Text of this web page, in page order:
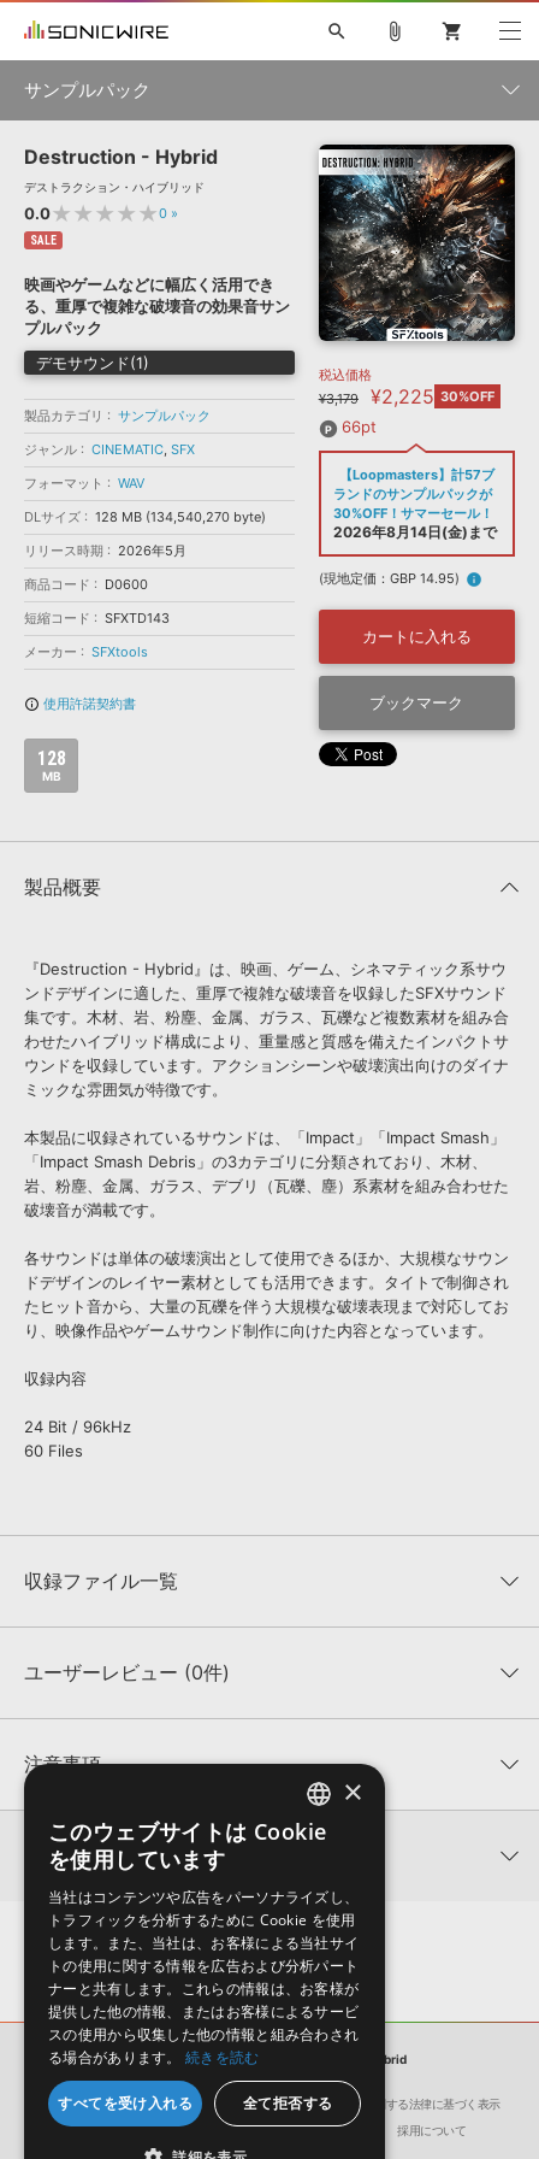
ソフト音源 »
プラグイン・エフェクト »
サンプルパック »
ソフトウェア／ツール »
DAW »
効果音 »
BGM »
特集 »
ニュースレター »
SONICWIREブログ »
製品サポート情報 »
DTMガイド »
FAQ »
お問い合わせ »
音楽カード
楽曲配信流通 サービス
無償のサウンド管理ソフト
次世代型 ボーカル・エディタ
SLS
search
初音ミク NT 鏡音リン・レン V4X 巡音ルカ V4X
MEIKO V3
KAITO V3
VOCALOID TOONTRACK
SPITFIRE AUDIO
VIENNA
EZ DRUMMER 3
ライセンスフリーBGM
ボーカル抜き出し
DUBSTEP
ELECTRONICA
EDM TRANCE MUTANT
ROUTER.FM
SONOCA
ソフト音源 プラグイン・エフェクト
ソフトウェア／ツール 効果音
attach_file shopping_cart
サンプルパック
製品一覧
メーカー
フォーマット
ランキング
Destruction - Hybrid
デストラクション・ハイブリッド
0.0★★★★★0 »
SALE
映画やゲームなどに幅広く活用でき
る、重厚で複雑な破壊音の効果音サン
プルパック
デモサウンド(1)
製品カテゴリ
サンプルパック
ジャンル
CINEMATIC, SFX
フォーマット
WAV
DLサイズ
128 MB (134,540,270 byte)
リリース時期
2026年5月
商品コード
D0600
短縮コード
SFXTD143
メーカー
SFXtools
info_outline 使用許諾契約書
128
MB
税込価格
¥3,179
¥2,225 30%OFF
66pt
【Loopmasters】計57ブ
ランドのサンプルパックが
30%OFF！サマーセール！
2026年8月14日(金)まで
(現地定価：GBP 14.95) info
カートに入れる
ブックマーク
製品概要
『Destruction - Hybrid』は、映画、ゲーム、シネマティック系サウ
ンドデザインに適した、重厚で複雑な破壊音を収録したSFXサウンド
集です。木材、岩、粉塵、金属、ガラス、瓦礫など複数素材を組み合
わせたハイブリッド構成により、重量感と質感を備えたインパクトサ
ウンドを収録しています。アクションシーンや破壊演出向けのダイナ
ミックな雰囲気が特徴です。
本製品に収録されているサウンドは、「Impact」「Impact Smash」
「Impact Smash Debris」の3カテゴリに分類されており、木材、
岩、粉塵、金属、ガラス、デブリ（瓦礫、塵）系素材を組み合わせた
破壊音が満載です。
各サウンドは単体の破壊演出として使用できるほか、大規模なサウン
ドデザインのレイヤー素材としても活用できます。タイトで制御され
たヒット音から、大量の瓦礫を伴う大規模な破壊表現まで対応してお
り、映像作品やゲームサウンド制作に向けた内容となっています。
収録内容
24 Bit / 96kHz
60 Files
収録ファイル一覧
収録ファイル一覧
ユーザーレビュー (0件)
★★★★★
★5
★4
★3
★2
★1
レビューをもっと見る »
注意事項
KONTAKTフォーマットについて：
サンプルパック製品の
KONTAKTフォーマットは、製品版KONTAKT（別売）
でお使いいただけます。無償版のKONTAKT PLAYERではお使いい
ただけませんので、ご注意ください。また、「ライブラリ・タブ」
への表示にも対応しておりません。
4GBを超えるデータに関するご注意：FAT32でフォーマットされた
HDDには、1ファイル4GBを超えるデータを格納することができま
せん。データ容量が4GBを超えるダウンロード製品をご購入いただ
きます際には、NTFSやHFS＋でフォーマットされたHDDをご用意
いただく必要がございます。
製品の購入手続き完了後、受注確認メールとシリアルナンバーをお
知らせするメールの2通が送信されます。メールに記載されており
ます説明に沿って、製品のダウンロード／導入を行って下さい。
関連情報
【Loopmasters】計57ブランドのサンプルパックが30%OFF！サ
マーセール！
SFXtools 製品一覧
サンプルパック Destruction - Hybrid
会社概要 環境保護（CSR）への取り組み
特定商取引に関する法律に基づく表示
サイト動作環境
利用規約 個人情報の保護について 採用について
ENGLISH
×
このウェブサイトは Cookie
を使用しています
当社はコンテンツや広告をパーソナライズし、
トラフィックを分析するために Cookie を使用
します。また、当社は、お客様による当社サイ
トの使用に関する情報を広告および分析パート
ナーと共有します。これらの情報は、お客様が
提供した他の情報、またはお客様によるサービ
スの使用から収集した他の情報と組み合わされ
る場合があります。
続きを読む
すべてを受け入れる 全て拒否する